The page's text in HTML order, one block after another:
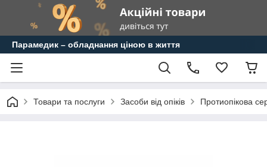
Парамедик – обладнання ціною в життя
Товари та послуги Засоби від опіків Протиопікова